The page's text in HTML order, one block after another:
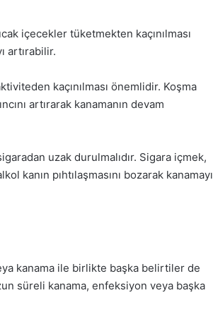
içecekler tüketmekten kaçınılması
artırabilir.
kaçınılması önemlidir. Koşma
artırarak kanamanın devam
uzak durulmalıdır. Sigara içmek,
pıhtılaşmasını bozarak kanamayı
kanama ile birlikte başka belirtiler de
süreli kanama, enfeksiyon veya başka